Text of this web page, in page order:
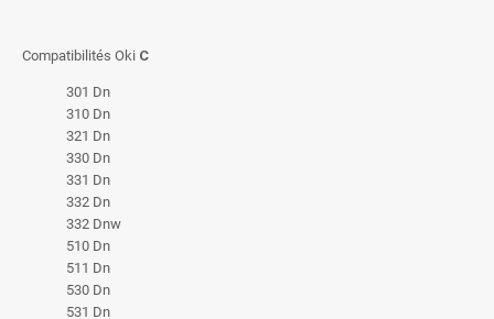
Compatibilités Oki C
301 Dn
310 Dn
321 Dn
330 Dn
331 Dn
332 Dn
332 Dnw
510 Dn
511 Dn
530 Dn
531 Dn